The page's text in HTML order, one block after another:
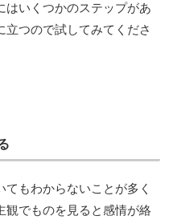
はいくつかのステップがあ
立つので試してみてくださ
もわからないことが多く
観でものを見ると感情が絡